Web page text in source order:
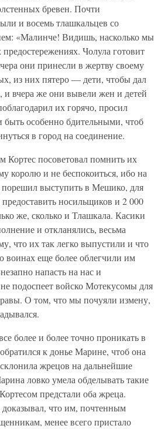
бревен. Почти
и восемь тлашкальцев со
«Малинче! Видишь, насколько мы
Чолула готовит
они принесли в жертву своему
из них пятеро — дети, чтобы дал
и вчера же они вывели жен и детей
их горячо, просил
быть особенно бдительными, чтоб
в город на соединение.
Кортес посоветовал помнить их
королю и не беспокоиться, ибо на
выступить в Мешико, для
носильщиков и 2 000
же, сколько и Тлашкала. Касики
и откланялись, весьма
что их так легко выпустили и что
воинах еще более облегчили им
напасть на нас и
подоспеет войско Мотекусомы для
О том, что мы почуяли измену,
более и более точно проникать в
к донье Марине, чтоб она
жрецов на дальнейшие
ловко умела обделывать такие
предстали оба жреца.
доказывал, что им, почтенным
менее всего пристало